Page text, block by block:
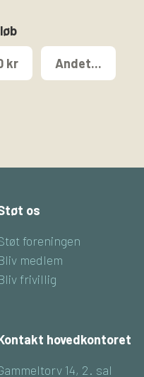
kr Andet...
os
foreningen
medlem
frivillig
hovedkontoret
14, 2. sal